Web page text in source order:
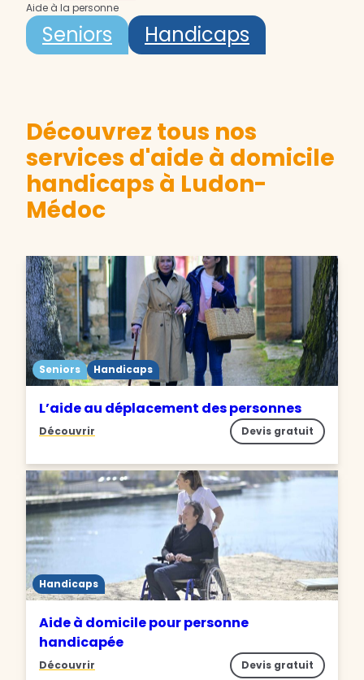
Aide à la personne
Seniors Handicaps
Découvrez tous nos
services d'aide à domicile
handicaps à Ludon-
Médoc
Seniors Handicaps
L’aide au déplacement des personnes
Découvrir Devis gratuit
Handicaps
Aide à domicile pour personne
handicapée
Découvrir Devis gratuit